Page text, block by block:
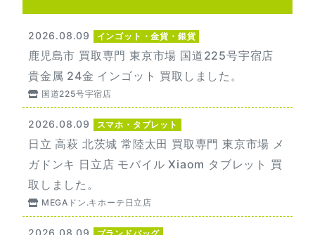
2026.08.09 インゴット・金貨・銀貨
鹿児島市 買取専門 東京市場 国道225号宇宿店
貴金属 24金 インゴット 買取しました。
国道225号宇宿店
2026.08.09 スマホ・タブレット
日立 高萩 北茨城 常陸太田 買取専門 東京市場 メ
ガドンキ 日立店 モバイル Xiaom タブレット 買
取しました。
MEGAドン.キホーテ日立店
2026.08.09